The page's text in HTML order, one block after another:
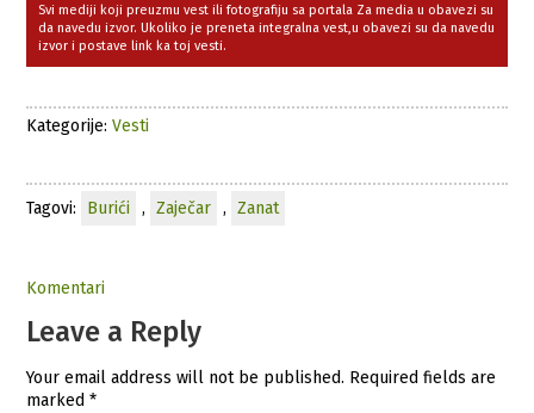
Svi mediji koji preuzmu vest ili fotografiju sa portala Za media u obavezi su
da navedu izvor. Ukoliko je preneta integralna vest,u obavezi su da navedu
izvor i postave link ka toj vesti.
Kategorije:Vesti
Tagovi: Burići , Zaječar , Zanat
Komentari
Leave a Reply
Your email address will not be published. Required fields are
marked*